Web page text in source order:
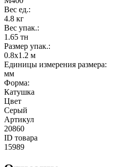
Вес ед.:
4.8 кг
Вес упак.:
1.65 тн
Размер упак.:
0.8x1.2 м
Единицы измерения размера:
мм
Форма:
Катушка
Цвет
Серый
Артикул
20860
ID товара
15989